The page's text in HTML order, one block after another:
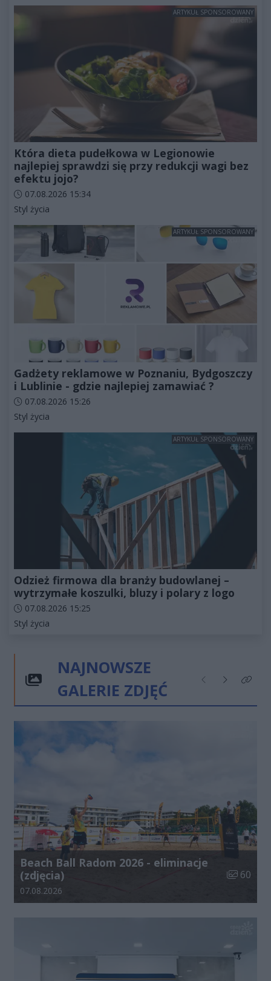
ARTYKUŁ SPONSOROWANY
Która dieta pudełkowa w Legionowie
najlepiej sprawdzi się przy redukcji wagi bez
efektu jojo?
Data dodania artykułu:
07.08.2026 15:34
Kategorie artykułu:
Styl życia
ARTYKUŁ SPONSOROWANY
Gadżety reklamowe w Poznaniu, Bydgoszczy
i Lublinie - gdzie najlepiej zamawiać ?
Data dodania artykułu:
07.08.2026 15:26
Kategorie artykułu:
Styl życia
ARTYKUŁ SPONSOROWANY
Odzież firmowa dla branży budowlanej –
wytrzymałe koszulki, bluzy i polary z logo
Data dodania artykułu:
07.08.2026 15:25
Kategorie artykułu:
Styl życia
NAJNOWSZE
GALERIE ZDJĘĆ
Poprzednie
NastępneKliknij
Beach Ball Radom 2026 - eliminacje
(zdjęcia)
Liczba
60
Data dodania galerii:
07.08.2026